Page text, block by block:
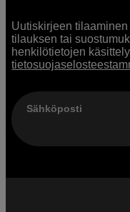
Uutiskirjeen
tilauksen tai
henkilötietojen
Sähköposti